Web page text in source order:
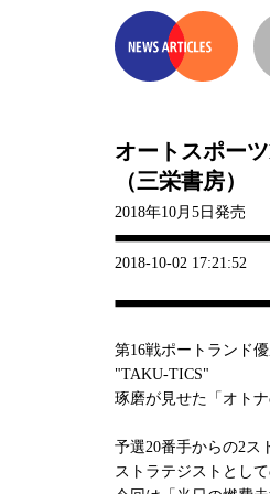
オートスポーツ
（三栄書房）
2018年10月5日発売
2018-10-02 17:21:52
第16戦ポートランド
"TAKU-TICS"
琢磨が見せた「オト
予選20番手からの2ス
ストラテジストとし